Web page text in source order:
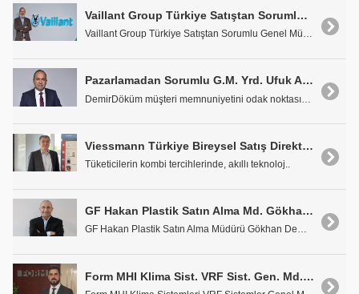
Vaillant Group Türkiye Satıştan Sorumlu G.M. Yrd. Erol Kayaoğlu: "Sektörümüz, Yeni Regülasyonlarla Beraber Gelişim ve Değişim İçerisinde"
Vaillant Group Türkiye Satıştan Sorumlu Genel Müdü..
Pazarlamadan Sorumlu G.M. Yrd. Ufuk Atan: "Müşteri Memnuniyeti Stratejimizin Tam Merkezinde Yer Alıyor"
Viessmann Türkiye Bireysel Satış Direktörü Gökhan Altun: "Uzaktan Erişilebilir, Programlanabilir, Enerji Tasarruflu Kombiler Öne Çıkıyor"
Tüketicilerin kombi tercihlerinde, akıllı teknoloj..
GF Hakan Plastik Satın Alma Md. Gökhan Demir: "Stratejik Olarak Önemli Olan Satın Alma Planlamamızı Çok İyi Yapmaya Çalışıyoruz"
GF Hakan Plastik Satın Alma Müdürü Gökhan Demir il..
Form MHI Klima Sist. VRF Sist. Gen. Md. Yrd. Uğur Bayülgen: "VRF ve Bireysel Klima Sistemlerinde Satış Grafiğimizi Arttırarak İlerliyoruz"